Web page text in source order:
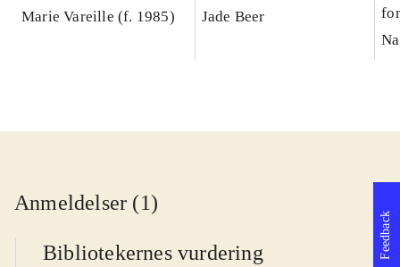
Marie Vareille (f. 1985)
Jade Beer
Anmeldelser (1)
Bibliotekernes vurdering Feedback